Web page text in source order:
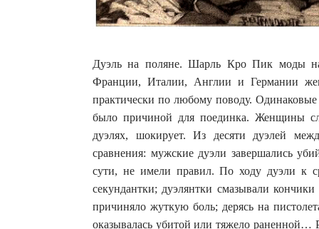
Дуэль на поляне. Шарль Кро Пик моды
Франции, Италии, Англии и Германии
практически по любому поводу.
было причиной для поединка. Женщины
дуэлях, шокирует. Из десяти дуэлей
сравнения: мужские дуэли завершались
сути, не имели правил. По ходу дуэли к
секундантки; дуэлянтки смазывали
причиняло жуткую боль; дерясь на
оказывалась убитой или тяжело раненной…